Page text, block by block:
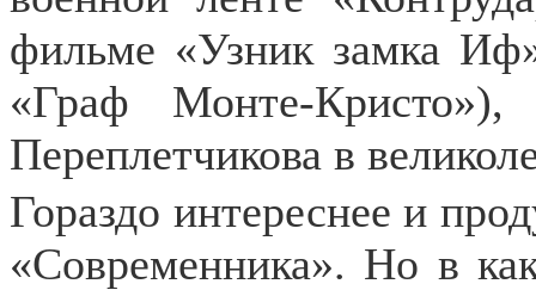
фильме «Узник замка
«Граф Монте-
Переплетчикова в
Гораздо интереснее и
«Современника». Но в